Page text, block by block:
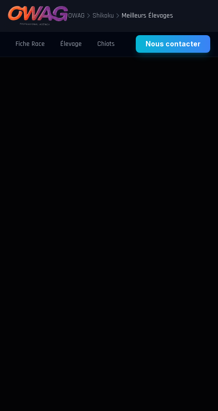
OWAG Shikoku Meilleurs Élevages
Fiche Race Élevage Chiots Santé Éducation
Nous contacter